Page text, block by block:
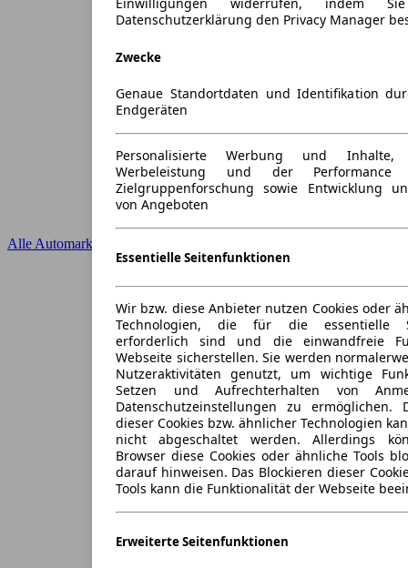
Einwilligungen widerrufen, indem
Datenschutzerklärung den Privacy Manager
Zwecke
Genaue Standortdaten und Identifikation
Endgeräten
Personalisierte Werbung und Inhalte,
Werbeleistung und der
Zielgruppenforschung sowie Entwicklung
von Angeboten
Essentielle Seitenfunktionen
Wir bzw. diese Anbieter nutzen Cookies oder
Technologien, die für die essentielle
erforderlich sind und die einwandfreie
Webseite sicherstellen. Sie werden
Nutzeraktivitäten genutzt, um wichtige
Setzen und Aufrechterhalten von
Datenschutzeinstellungen zu ermöglichen.
dieser Cookies bzw. ähnlicher Technologien
nicht abgeschaltet werden. Allerdings
Browser diese Cookies oder ähnliche Tools
darauf hinweisen. Das Blockieren dieser
Tools kann die Funktionalität der Webseite
Erweiterte Seitenfunktionen
Alle Automarken